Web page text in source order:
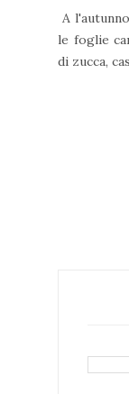
A
le foglie
di zucca,